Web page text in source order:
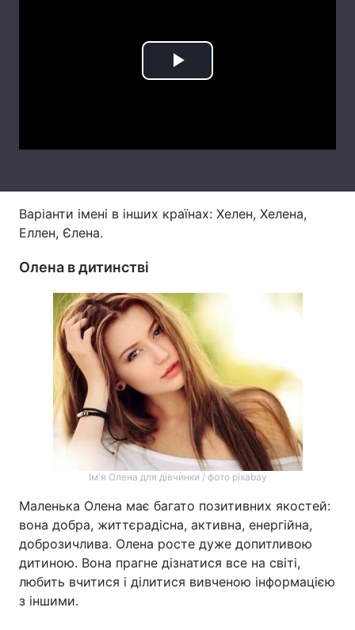
Тема оформлення
Play
Варіанти імені в інших країнах: Хелен, Хелена,
Еллен, Єлена.
Олена в дитинстві
Ім'я Олена для дівчинки / фото pixabay
Маленька Олена має багато позитивних якостей:
вона добра, життєрадісна, активна, енергійна,
доброзичлива. Олена росте дуже допитливою
дитиною. Вона прагне дізнатися все на світі,
любить вчитися і ділитися вивченою інформацією
з іншими.